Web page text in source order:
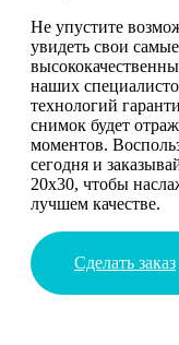
Не упустите
увидеть свои
наших
технологий
снимок будет
моментов.
сегодня и
20х30, чтобы
лучшем качестве.
Сделать заказ